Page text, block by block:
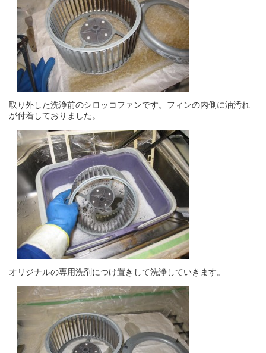
取り外した洗浄前のシロッコファンです。フィンの内側に油汚れ
が付着しておりました。
オリジナルの専用洗剤につけ置きして洗浄していきます。